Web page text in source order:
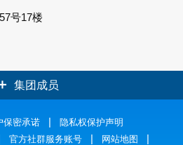
号17楼
集团成员
元大银行
保密承诺
隐私权保护声明
官方社群服务账号
网站地图